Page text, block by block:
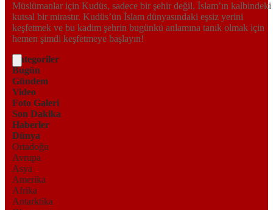
Müslümanlar için Kudüs, sadece bir şehir değil, İslam’ın kalbindeki
kutsal bir mirastır. Kudüs’ün İslam dünyasındaki eşsiz yerini
keşfetmek ve bu kadim şehrin bugünkü anlamına tanık olmak için
hemen şimdi keşfetmeye başlayın!
Kategoriler
Bugün
Gündem
Video
Foto Galeri
Son Dakika
Haberler
Dünya
Ortadoğu
Avrupa
Asya
Amerika
Afrika
Antarktika